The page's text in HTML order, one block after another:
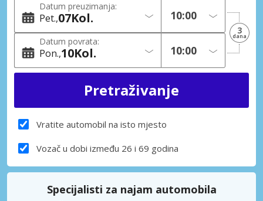
Datum preuzimanja:
Pet. 07Kol.
Datum povrata:
Pon. 10Kol.
3
dana
Vratite automobil na isto mjesto
Vozač u dobi između 26 i 69 godina
Specijalisti za najam automobila